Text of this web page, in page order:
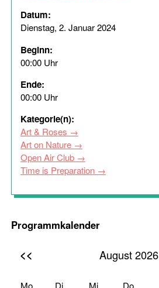
Datum:
Dienstag, 2. Januar 2024
Beginn:
00:00 Uhr
Ende:
00:00 Uhr
Kategorie(n):
Art & Roses
Art on Nature
Open Air Club
Time is Preparation
Programmkalender
<< August 2026
Mo Di Mi Do